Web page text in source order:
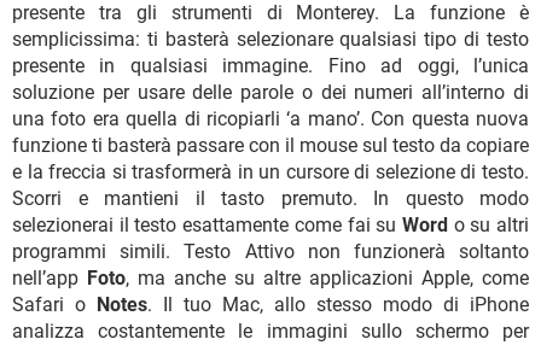
presente tra gli strumenti di Monterey. La funzione è
semplicissima: ti basterà selezionare qualsiasi tipo di testo
presente in qualsiasi immagine. Fino ad oggi, l’unica
soluzione per usare delle parole o dei numeri all’interno di
una foto era quella di ricopiarli ‘a mano’. Con questa nuova
funzione ti basterà passare con il mouse sul testo da copiare
e la freccia si trasformerà in un cursore di selezione di testo.
Scorri e mantieni il tasto premuto. In questo modo
selezionerai il testo esattamente come fai su Word o su altri
programmi simili. Testo Attivo non funzionerà soltanto
nell’app Foto, ma anche su altre applicazioni Apple, come
Safari o
Notes. Il tuo Mac, allo stesso modo di iPhone
analizza costantemente le immagini sullo schermo per